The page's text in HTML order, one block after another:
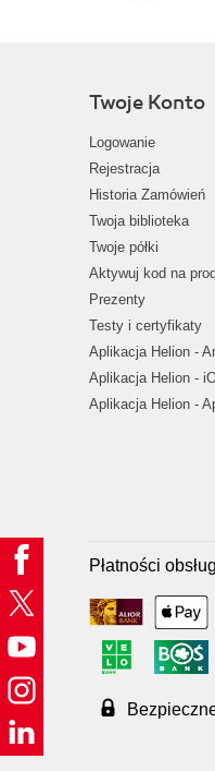
Twoje Konto
Logowanie
Rejestracja
Historia Zamówień
Twoja biblioteka
Twoje półki
Aktywuj kod na
Prezenty
Testy i certyfikaty
Aplikacja Helion -
Aplikacja Helion -
Aplikacja Helion -
Płatności